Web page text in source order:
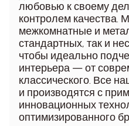
любовью к своему
контролем качества.
межкомнатные и
стандартных, так и
чтобы идеально
интерьера — от
классического. Все
и производятся с
инновационных
оптимизированного